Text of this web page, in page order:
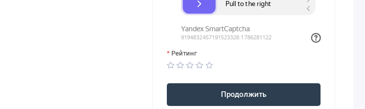
Рейтинг
Продолжить